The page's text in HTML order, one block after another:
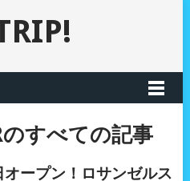
のすべての記事
オープン！ロサンゼルス